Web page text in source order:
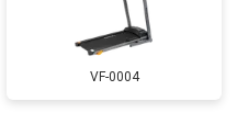
VF-0004